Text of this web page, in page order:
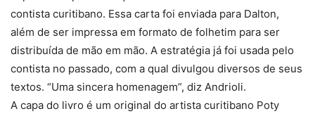
contista curitibano. Essa carta foi enviada para Dalton,
além de ser impressa em formato de folhetim para ser
distribuída de mão em mão. A estratégia já foi usada pelo
contista no passado, com a qual divulgou diversos de seus
textos. “Uma sincera homenagem”, diz Andrioli.
A capa do livro é um original do artista curitibano Poty